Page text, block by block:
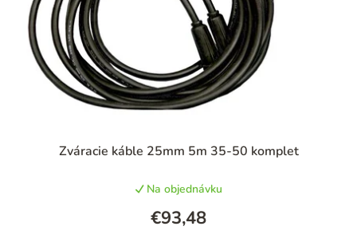
Zváracie káble 25mm 5m 35-50 komplet
Na objednávku
€93,48